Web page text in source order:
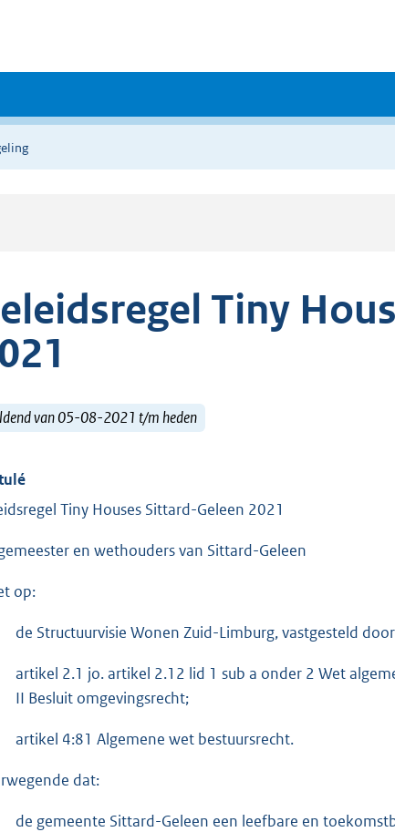
Tiny
van 05-08-2021 t/m heden
Tiny Houses Sittard-Geleen 2021
en wethouders van Sittard-Geleen
op:
de Structuurvisie Wonen Zuid-Limburg, vastgesteld
artikel 2.1 jo. artikel 2.12 lid 1 sub a onder 2 Wet
II Besluit omgevingsrecht;
artikel 4:81 Algemene wet bestuursrecht.
dat:
de gemeente Sittard-Geleen een leefbare en